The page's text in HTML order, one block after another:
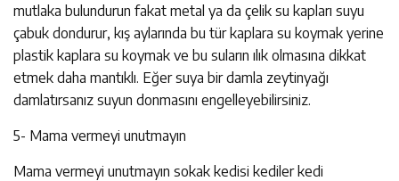
mutlaka bulundurun fakat metal ya da çelik su kapları suyu
çabuk dondurur, kış aylarında bu tür kaplara su koymak yerine
plastik kaplara su koymak ve bu suların ılık olmasına dikkat
etmek daha mantıklı. Eğer suya bir damla zeytinyağı
damlatırsanız suyun donmasını engelleyebilirsiniz.
5- Mama vermeyi unutmayın
Mama vermeyi unutmayın sokak kedisi kediler kedi